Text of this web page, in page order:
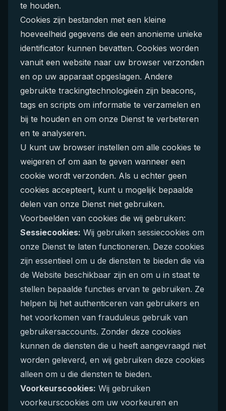
te houden.
Cookies zijn bestanden met een kleine
hoeveelheid gegevens die een anonieme unieke
identificator kunnen bevatten. Cookies worden
vanuit een website naar uw browser verzonden
en op uw apparaat opgeslagen. Andere
gebruikte trackingtechnologieën zijn beacons,
tags en scripts om informatie te verzamelen en
bij te houden en om onze Dienst te verbeteren
en te analyseren.
U kunt uw browser instellen om alle cookies te
weigeren of om aan te geven wanneer een
cookie wordt verzonden. Als u echter geen
cookies accepteert, kunt u mogelijk bepaalde
delen van onze Dienst niet gebruiken.
Voorbeelden van cookies die wij gebruiken:
Sessiecookies: Wij gebruiken sessiecookies om
onze Dienst te laten functioneren. Deze cookies
zijn essentieel om u de diensten te bieden die via
de Website beschikbaar zijn en om u in staat te
stellen bepaalde functies ervan te gebruiken. Ze
helpen bij het authenticeren van gebruikers en
het voorkomen van frauduleus gebruik van
gebruikersaccounts. Zonder deze cookies
kunnen de diensten die u heeft aangevraagd niet
worden geleverd, en wij gebruiken deze cookies
alleen om u die diensten te bieden.
Voorkeurscookies: Wij gebruiken
voorkeurscookies om uw voorkeuren en